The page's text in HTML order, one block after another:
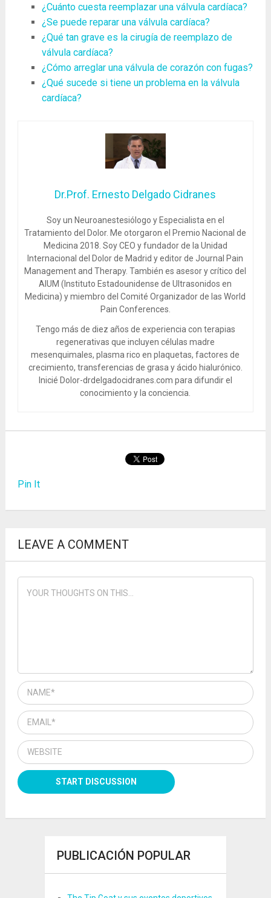
¿Cuánto cuesta reemplazar una válvula cardíaca?
¿Se puede reparar una válvula cardíaca?
¿Qué tan grave es la cirugía de reemplazo de
válvula cardíaca?
¿Cómo arreglar una válvula de corazón con fugas?
¿Qué sucede si tiene un problema en la válvula
cardíaca?
Dr.Prof. Ernesto Delgado Cidranes
Soy un Neuroanestesiólogo y Especialista en el
Tratamiento del Dolor. Me otorgaron el Premio Nacional de
Medicina 2018. Soy CEO y fundador de la Unidad
Internacional del Dolor de Madrid y editor de Journal Pain
Management and Therapy. También es asesor y crítico del
AIUM (Instituto Estadounidense de Ultrasonidos en
Medicina) y miembro del Comité Organizador de las World
Pain Conferences.
Tengo más de diez años de experiencia con terapias
regenerativas que incluyen células madre
mesenquimales, plasma rico en plaquetas, factores de
crecimiento, transferencias de grasa y ácido hialurónico.
Inicié Dolor-drdelgadocidranes.com para difundir el
conocimiento y la conciencia.
Pin It
LEAVE A COMMENT
PUBLICACIÓN POPULAR